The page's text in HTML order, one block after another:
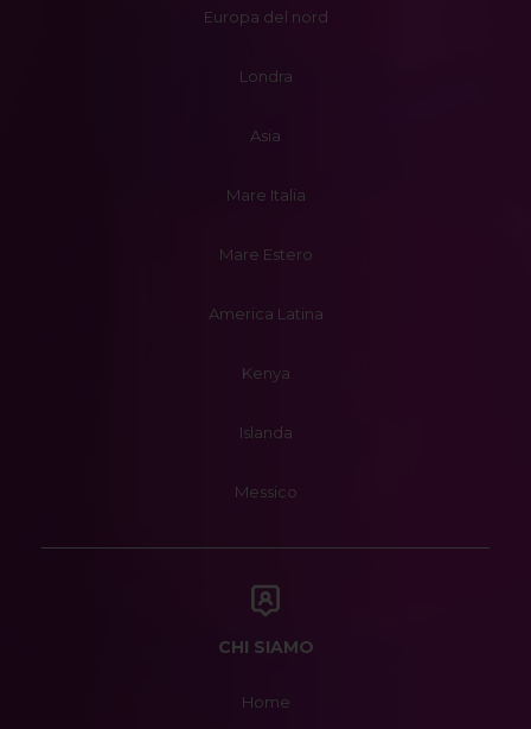
Europa del nord
Londra
Asia
Mare Italia
Mare Estero
America Latina
Kenya
Islanda
Messico
CHI SIAMO
Home